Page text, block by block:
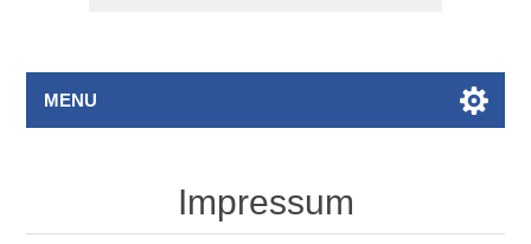
MENU
Impressum